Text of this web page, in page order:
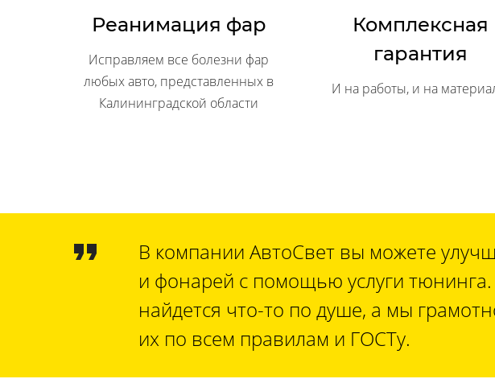
Реанимация фар
Исправляем все болезни фар
любых авто, представленных в
Калининградской области
Комплексная
гарантия
И на работы, и на
В компании АвтоСвет вы можете
и фонарей с помощью услуги
найдется что-то по душе, а мы
их по всем правилам и ГОСТу.